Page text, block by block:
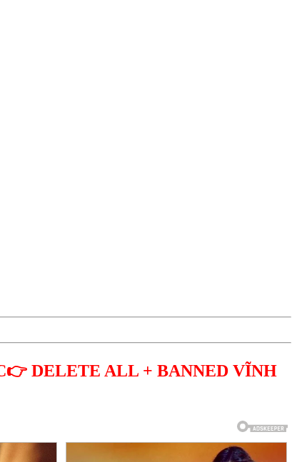
DELETE ALL + BANNED VĨNH